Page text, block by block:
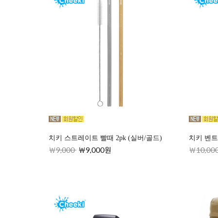
치키 스트레이트 빨때 2pk (실버/골드)
9,000 9,000원
치키 벤